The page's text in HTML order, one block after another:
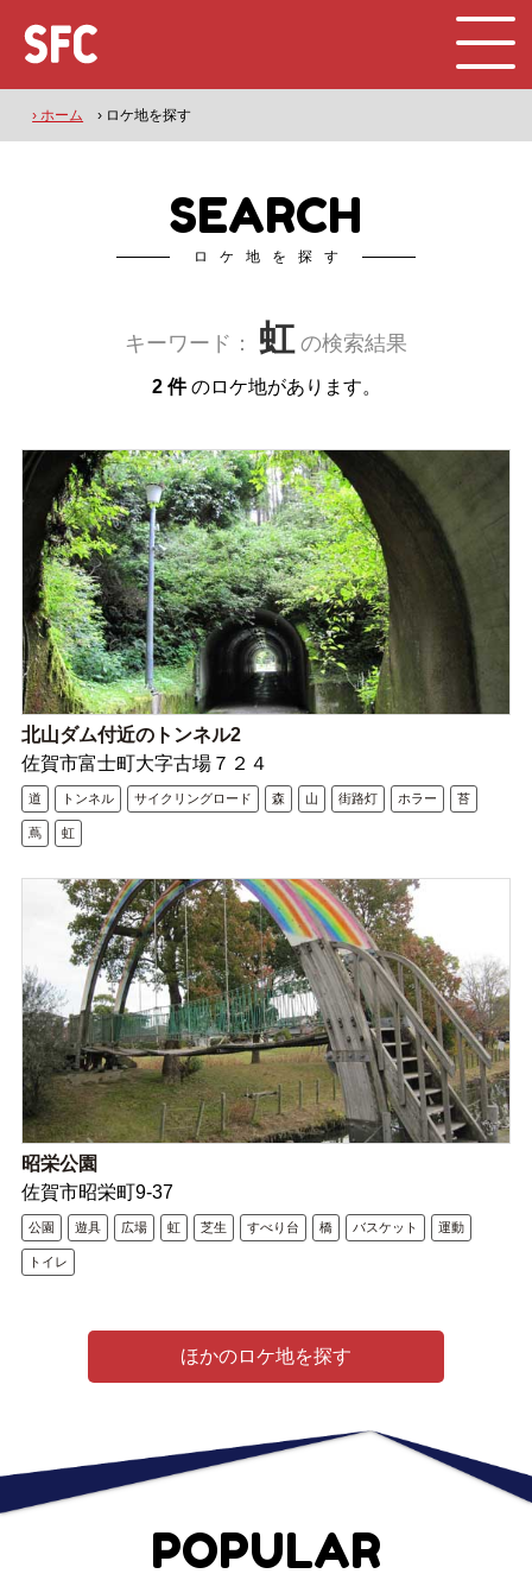
› ホーム › ロケ地を探す
SEARCH
ロケ地を探す
キーワード： 虹の検索結果
2 件のロケ地があります。
北山ダム付近のトンネル2
佐賀市富士町大字古場７２４
道 トンネル サイクリングロード 森 山 街路灯 ホラー 苔
蔦 虹
昭栄公園
佐賀市昭栄町9-37
公園 遊具 広場 虹 芝生 すべり台 橋 バスケット 運動
トイレ
ほかのロケ地を探す
POPULAR